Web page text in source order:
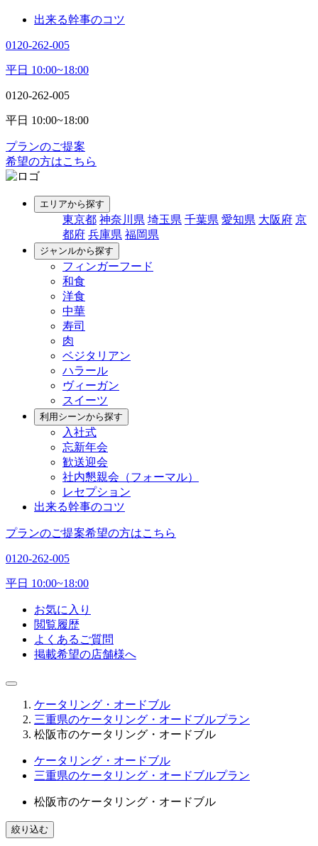
出来る幹事のコツ
0120-262-005
平日 10:00~18:00
0120-262-005
平日 10:00~18:00
プランのご提案
希望の方はこちら
エリアから探す
東京都 神奈川県 埼玉県 千葉県 愛知県 大阪府 京
都府 兵庫県 福岡県
ジャンルから探す
フィンガーフード
和食
洋食
中華
寿司
肉
ベジタリアン
ハラール
ヴィーガン
スイーツ
利用シーンから探す
入社式
忘新年会
歓送迎会
社内懇親会（フォーマル）
レセプション
出来る幹事のコツ
プランのご提案希望の方はこちら
0120-262-005
平日 10:00~18:00
お気に入り
閲覧履歴
よくあるご質問
掲載希望の店舗様へ
ケータリング・オードブル
三重県のケータリング・オードブルプラン
松阪市のケータリング・オードブル
ケータリング・オードブル
三重県のケータリング・オードブルプラン
松阪市のケータリング・オードブル
絞り込む